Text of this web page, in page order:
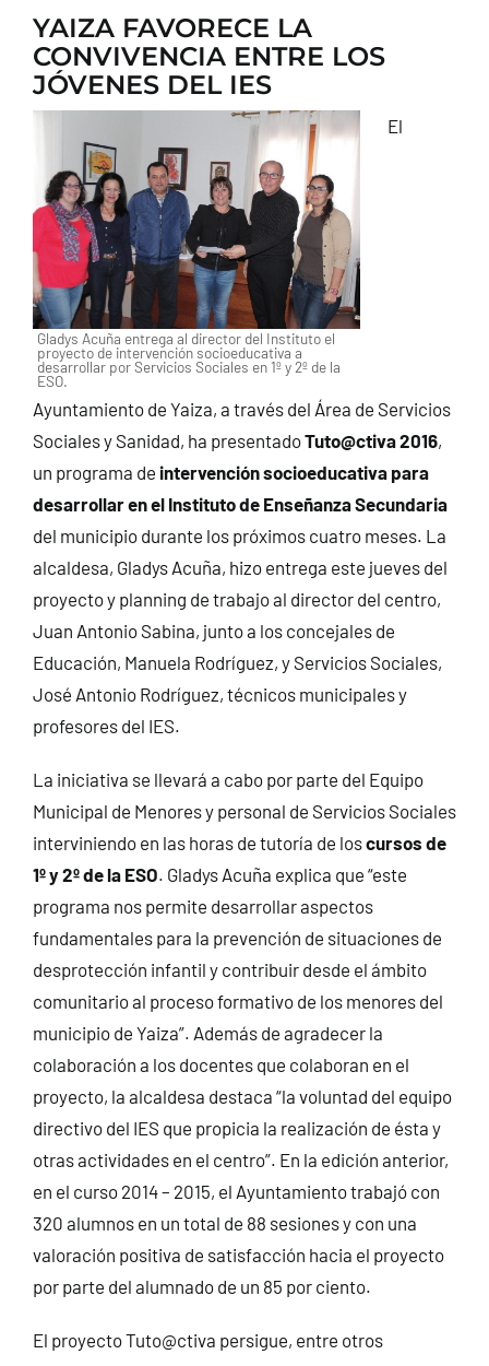
YAIZA FAVORECE LA
CONVIVENCIA ENTRE LOS
JÓVENES DEL IES
Gladys Acuña entrega al director del Instituto el
proyecto de intervención socioeducativa a
desarrollar por Servicios Sociales en 1º y 2º de la
ESO.
El
Ayuntamiento de Yaiza, a través del Área de Servicios
Sociales y Sanidad, ha presentadoTuto@ctiva 2016,
un programa de intervención socioeducativa para
desarrollar en el Instituto de Enseñanza Secundaria
del municipio durante los próximos cuatro meses. La
alcaldesa, Gladys Acuña, hizo entrega este jueves del
proyecto y planning de trabajo al director del centro,
Juan Antonio Sabina, junto a los concejales de
Educación, Manuela Rodríguez, y Servicios Sociales,
José Antonio Rodríguez, técnicos municipales y
profesores del IES.
La iniciativa se llevará a cabo por parte del Equipo
Municipal de Menores y personal de Servicios Sociales
interviniendo en las horas de tutoría de loscursos de
1º y 2º de la ESO. Gladys Acuña explica que “este
programa nos permite desarrollar aspectos
fundamentales para la prevención de situaciones de
desprotección infantil y contribuir desde el ámbito
comunitario al proceso formativo de los menores del
municipio de Yaiza”. Además de agradecer la
colaboración a los docentes que colaboran en el
proyecto, la alcaldesa destaca “la voluntad del equipo
directivo del IES que propicia la realización de ésta y
otras actividades en el centro”. En la edición anterior,
en el curso 2014 – 2015, el Ayuntamiento trabajó con
320 alumnos en un total de 88 sesiones y con una
valoración positiva de satisfacción hacia el proyecto
por parte del alumnado de un 85 por ciento.
El proyecto Tuto@ctiva persigue, entre otros